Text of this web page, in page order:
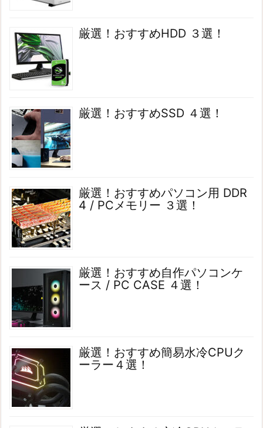
厳選！おすすめHDD ３選！
厳選！おすすめSSD ４選！
厳選！おすすめパソコン用 DDR
4 / PCメモリー ３選！
厳選！おすすめ自作パソコンケ
ース / PC CASE ４選！
厳選！おすすめ簡易水冷CPUク
ーラー４選！